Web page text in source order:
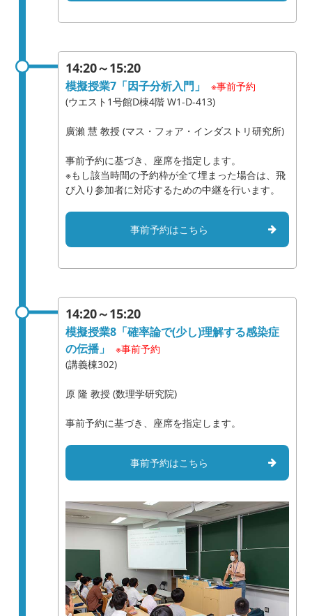
14:20～15:20
模擬授業7「因子分析入門」
※事前予約
(ウエスト1号館D棟4階 W1-D-413)
廣瀨 慧 教授 (マス・フォア・インダストリ研究所)
事前予約に基づき、座席を指定します。
※もし該当時間の予約枠が全て埋まった場合は、飛
び入り参加者に対応するための中継を行います。
事前予約はこちら
14:20～15:20
模擬授業8「確率論で(少し)理解する感染症
の伝播」
※事前予約
(講義棟302)
原 隆 教授 (数理学研究院)
事前予約に基づき、座席を指定します。
事前予約はこちら